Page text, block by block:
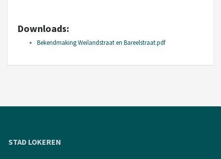
Downloads:
Bekendmaking Weilandstraat en Bareelstraat.pdf
STAD LOKEREN